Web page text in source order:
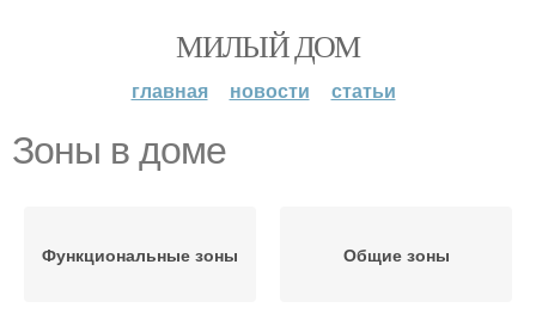
МИЛЫЙ ДОМ
главная новости статьи
Зоны в доме
Функциональные зоны Общие зоны